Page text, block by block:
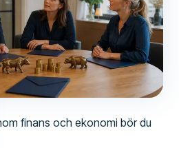
finans och ekonomi bör du